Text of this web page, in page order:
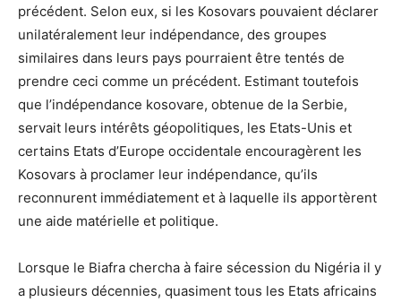
précédent. Selon eux, si les Kosovars pouvaient déclarer
unilatéralement leur indépendance, des groupes
similaires dans leurs pays pourraient être tentés de
prendre ceci comme un précédent. Estimant toutefois
que l’indépendance kosovare, obtenue de la Serbie,
servait leurs intérêts géopolitiques, les Etats-Unis et
certains Etats d’Europe occidentale encouragèrent les
Kosovars à proclamer leur indépendance, qu’ils
reconnurent immédiatement et à laquelle ils apportèrent
une aide matérielle et politique.
Lorsque le Biafra chercha à faire sécession du Nigéria il y
a plusieurs décennies, quasiment tous les Etats africains